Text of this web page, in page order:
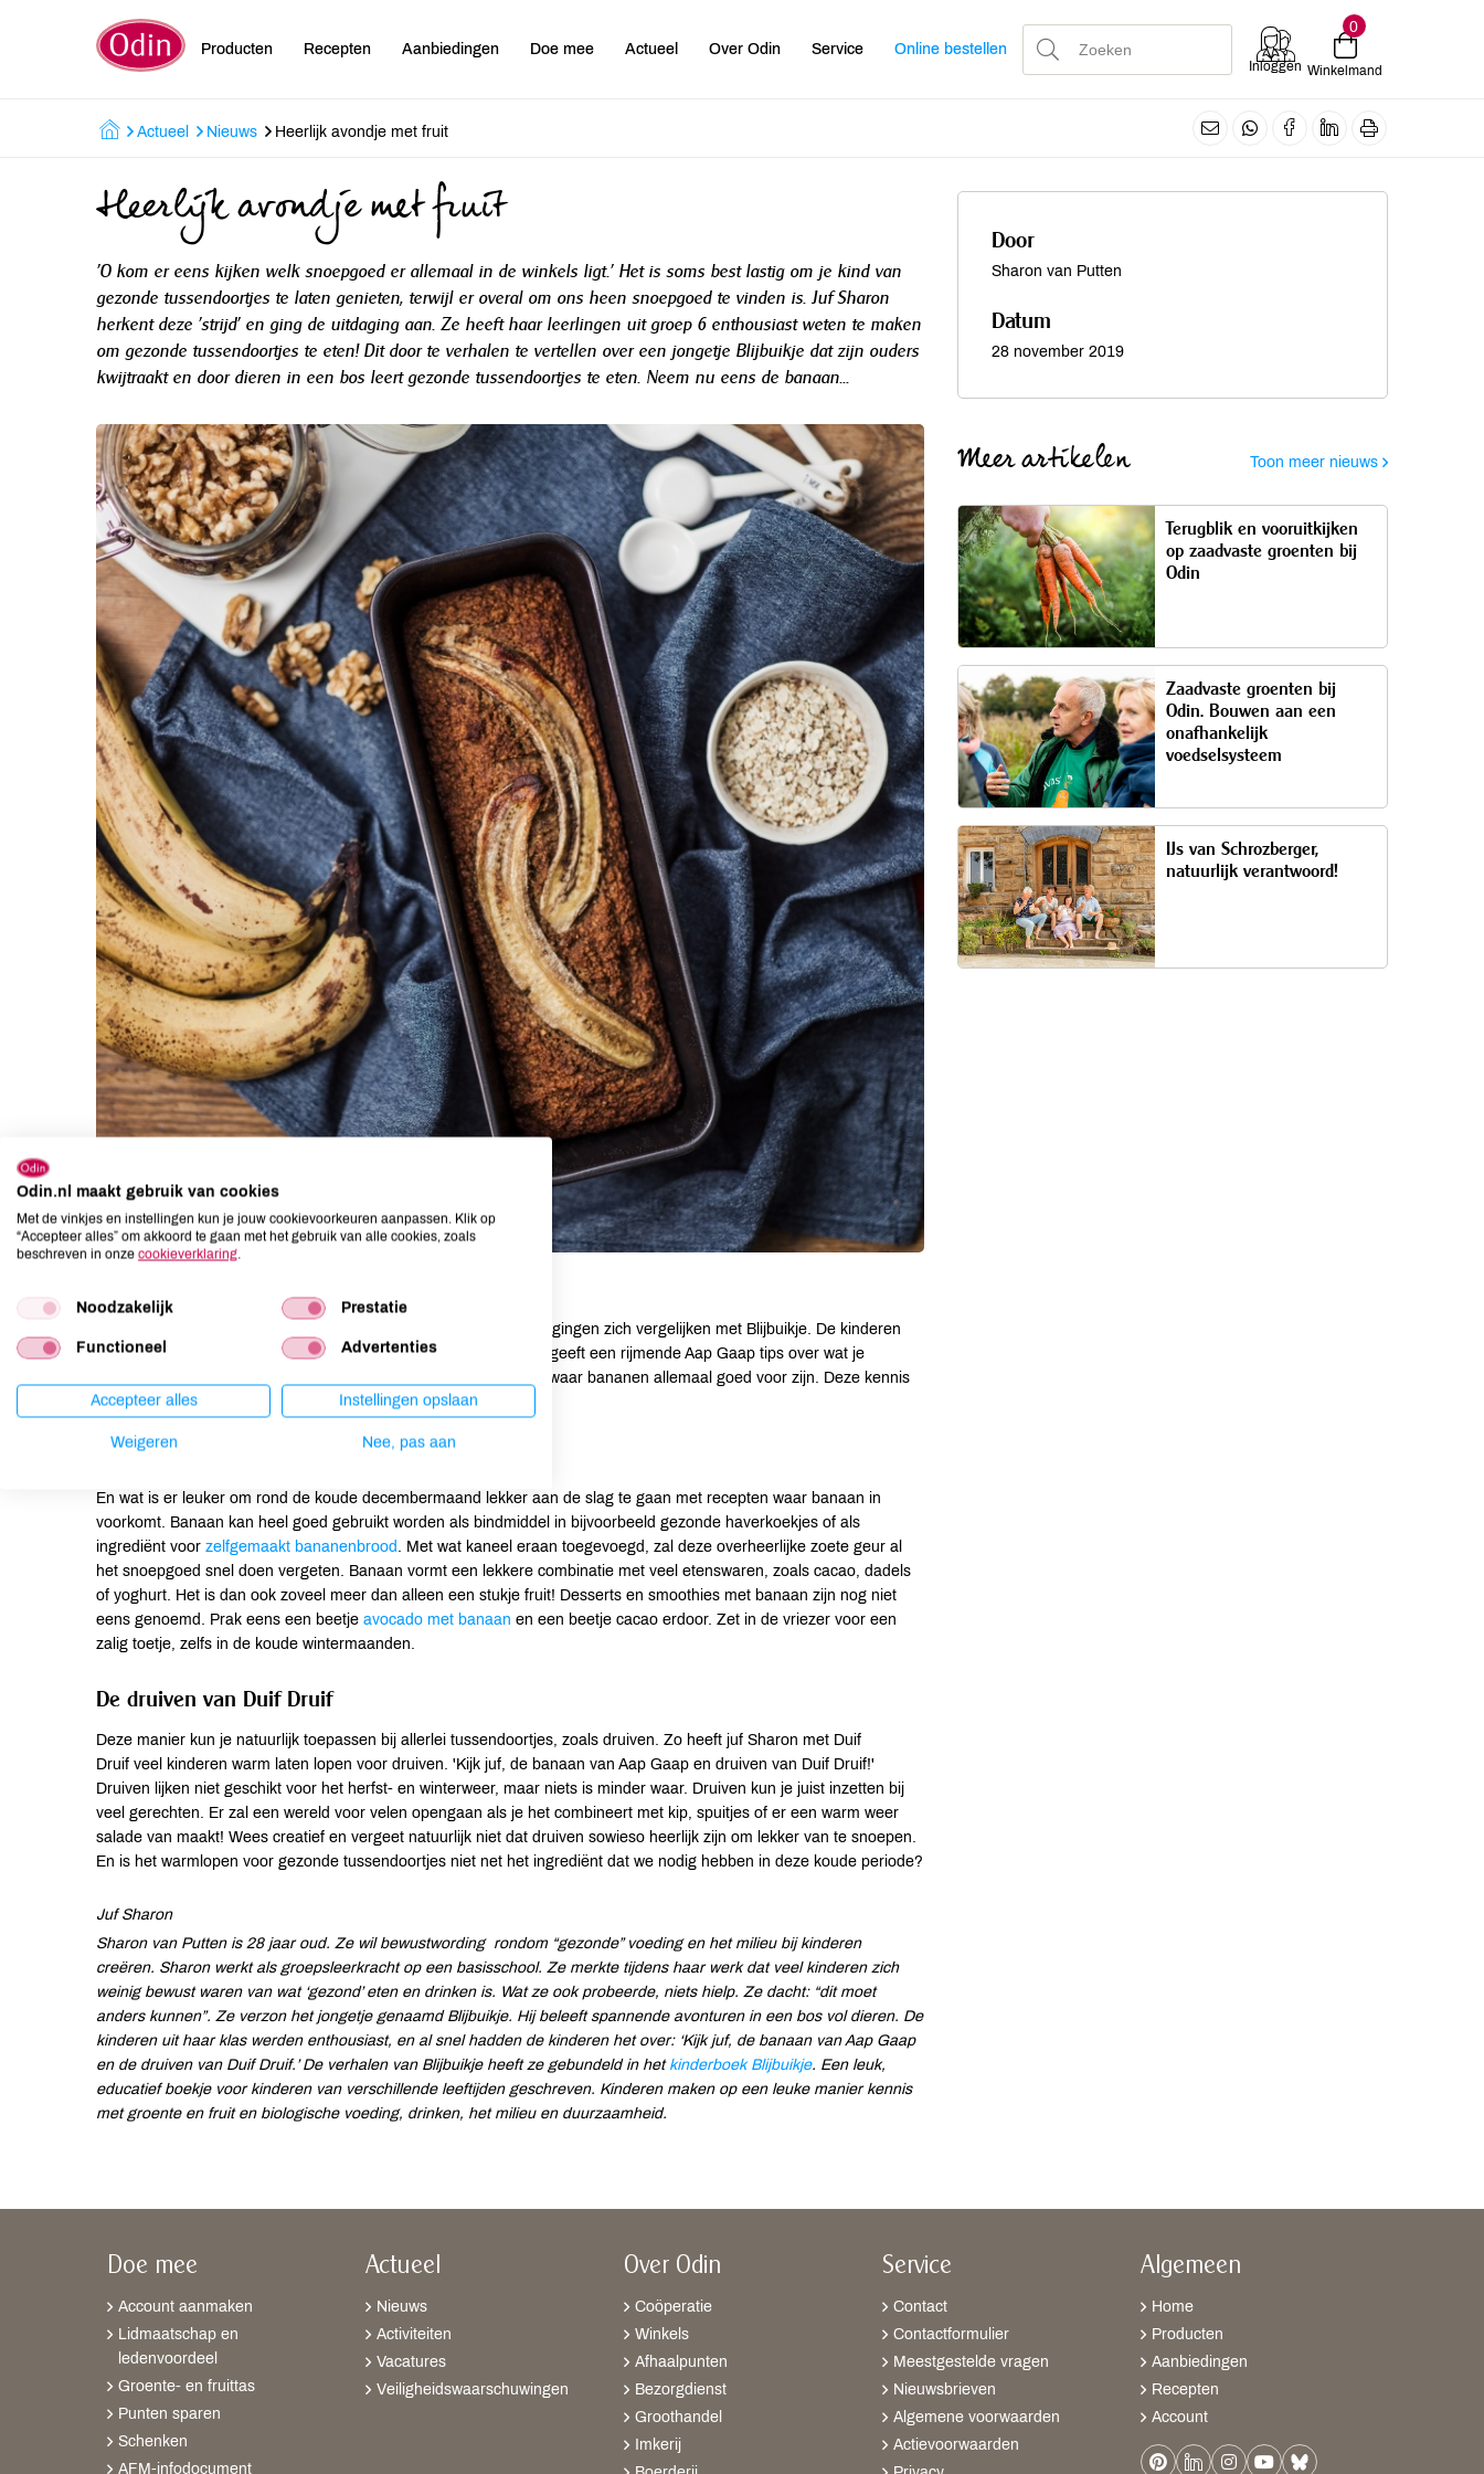
Producten Recepten Aanbiedingen Doe mee Actueel Over Odin Service Online bestellen
Inloggen
0
Winkelmand
Actueel Nieuws Heerlijk avondje met fruit
Heerlijk avondje met fruit
'O kom er eens kijken welk snoepgoed er allemaal in de winkels ligt.' Het is soms best lastig om je kind van
gezonde tussendoortjes te laten genieten, terwijl er overal om ons heen snoepgoed te vinden is. Juf Sharon
herkent deze 'strijd' en ging de uitdaging aan. Ze heeft haar leerlingen uit groep 6 enthousiast weten te maken
om gezonde tussendoortjes te eten! Dit door te verhalen te vertellen over een jongetje Blijbuikje dat zijn ouders
kwijtraakt en door dieren in een bos leert gezonde tussendoortjes te eten. Neem nu eens de banaan...
De kinderen raakten helemaal enthousiast van alle avonturen en gingen zich vergelijken met Blijbuikje. De kinderen
raakten nog enthousiaster, doordat de dieren ook tips geven. Zo geeft een rijmende Aap Gaap tips over wat je
bijvoorbeeld allemaal voor lekkers met bananen kunt maken. En waar bananen allemaal goed voor zijn. Deze kennis
alleen al zorgt er al voor dat kinderen nieuwsgierig worden.
Meer dan een stuk fruit
En wat is er leuker om rond de koude decembermaand lekker aan de slag te gaan met recepten waar banaan in
voorkomt. Banaan kan heel goed gebruikt worden als bindmiddel in bijvoorbeeld gezonde haverkoekjes of als
ingrediënt voor zelfgemaakt bananenbrood . Met wat kaneel eraan toegevoegd, zal deze overheerlijke zoete geur al
het snoepgoed snel doen vergeten. Banaan vormt een lekkere combinatie met veel etenswaren, zoals cacao, dadels
of yoghurt. Het is dan ook zoveel meer dan alleen een stukje fruit! Desserts en smoothies met banaan zijn nog niet
eens genoemd. Prak eens een beetje avocado met banaan en een beetje cacao erdoor. Zet in de vriezer voor een
zalig toetje, zelfs in de koude wintermaanden.
De druiven van Duif Druif
Deze manier kun je natuurlijk toepassen bij allerlei tussendoortjes, zoals druiven. Zo heeft juf Sharon met Duif
Druif veel kinderen warm laten lopen voor druiven. 'Kijk juf, de banaan van Aap Gaap en druiven van Duif Druif!'
Druiven lijken niet geschikt voor het herfst- en winterweer, maar niets is minder waar. Druiven kun je juist inzetten bij
veel gerechten. Er zal een wereld voor velen opengaan als je het combineert met kip, spuitjes of er een warm weer
salade van maakt! Wees creatief en vergeet natuurlijk niet dat druiven sowieso heerlijk zijn om lekker van te snoepen.
En is het warmlopen voor gezonde tussendoortjes niet net het ingrediënt dat we nodig hebben in deze koude periode?
Juf Sharon
Sharon van Putten is 28 jaar oud. Ze wil bewustwording rondom “gezonde” voeding en het milieu bij kinderen
creëren. Sharon werkt als groepsleerkracht op een basisschool. Ze merkte tijdens haar werk dat veel kinderen zich
weinig bewust waren van wat ‘gezond’ eten en drinken is. Wat ze ook probeerde, niets hielp. Ze dacht: “dit moet
anders kunnen”. Ze verzon het jongetje genaamd Blijbuikje. Hij beleeft spannende avonturen in een bos vol dieren. De
kinderen uit haar klas werden enthousiast, en al snel hadden de kinderen het over: ‘Kijk juf, de banaan van Aap Gaap
en de druiven van Duif Druif.’ De verhalen van Blijbuikje heeft ze gebundeld in het kinderboek Blijbuikje. Een leuk,
educatief boekje voor kinderen van verschillende leeftijden geschreven. Kinderen maken op een leuke manier kennis
met groente en fruit en biologische voeding, drinken, het milieu en duurzaamheid.
Door
Sharon van Putten
Datum
28 november 2019
Meer artikelen Toon meer nieuws
Terugblik en vooruitkijken
op zaadvaste groenten bij
Odin
Zaadvaste groenten bij
Odin. Bouwen aan een
onafhankelijk
voedselsysteem
IJs van Schrozberger,
natuurlijk verantwoord!
Doe mee
Account aanmaken
Lidmaatschap en
ledenvoordeel
Groente- en fruittas
Punten sparen
Schenken
AFM-infodocument
Actueel
Nieuws
Activiteiten
Vacatures
Veiligheidswaarschuwingen
Over Odin
Coöperatie
Winkels
Afhaalpunten
Bezorgdienst
Groothandel
Imkerij
Service
Contact
Contactformulier
Meestgestelde vragen
Nieuwsbrieven
Algemene voorwaarden
Actievoorwaarden
Algemeen
Home
Producten
Aanbiedingen
Recepten
Account
Odin.nl maakt gebruik van cookies
Met de vinkjes en instellingen kun je jouw cookievoorkeuren aanpassen. Klik op
“Accepteer alles” om akkoord te gaan met het gebruik van alle cookies, zoals
beschreven in onze cookieverklaring.
Noodzakelijk Prestatie
Functioneel Advertenties
Accepteer alles Instellingen opslaan
Weigeren Nee, pas aan